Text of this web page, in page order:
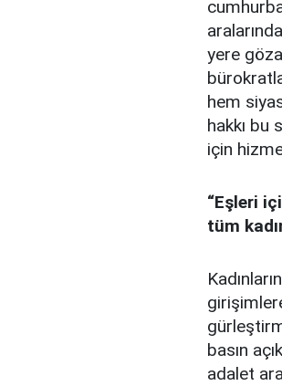
yere
hem
hakkı bu
için
“Eşleri
tüm
basın
adalet